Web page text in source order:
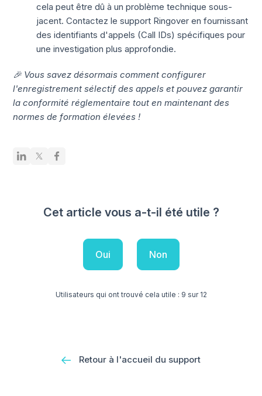
cela peut être dû à un problème technique sous-
jacent. Contactez le support Ringover en fournissant
des identifiants d'appels (Call IDs) spécifiques pour
une investigation plus approfondie.
🎉 Vous savez désormais comment configurer
l'enregistrement sélectif des appels et pouvez garantir
la conformité réglementaire tout en maintenant des
normes de formation élevées !
Cet article vous a-t-il été utile ?
Oui Non
Utilisateurs qui ont trouvé cela utile : 9 sur 12
Retour à l'accueil du support